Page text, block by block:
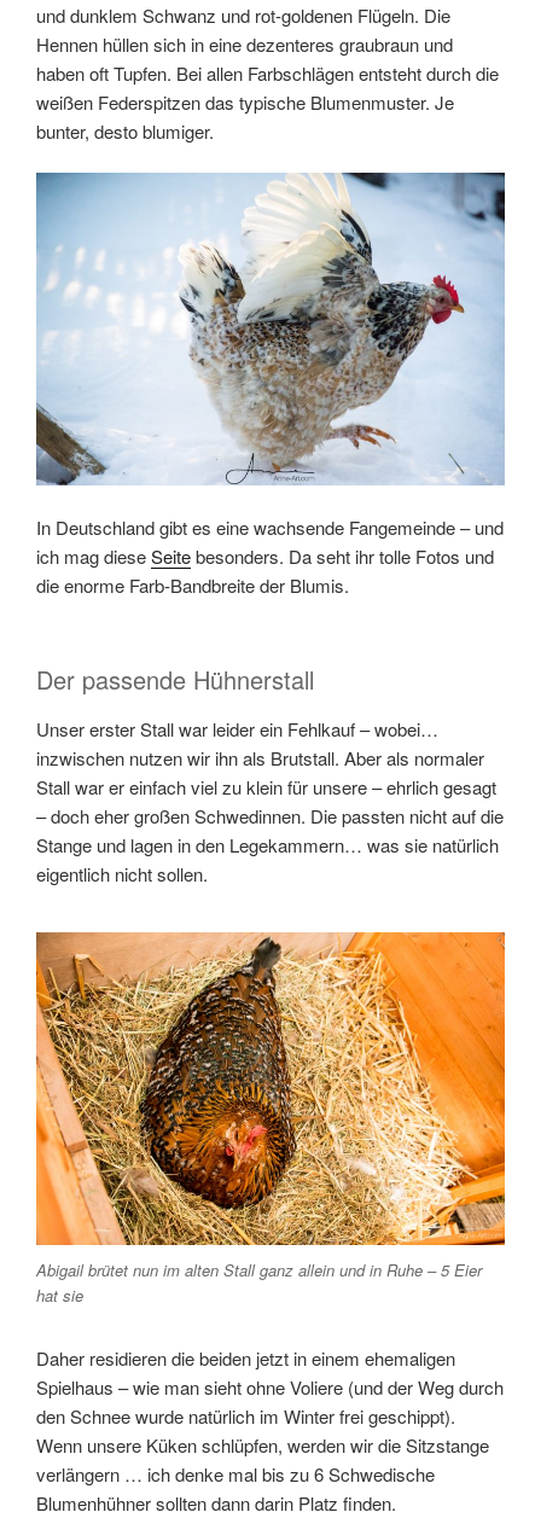
und dunklem Schwanz und rot-goldenen Flügeln. Die
Hennen hüllen sich in eine dezenteres graubraun und
haben oft Tupfen. Bei allen Farbschlägen entsteht durch die
weißen Federspitzen das typische Blumenmuster. Je
bunter, desto blumiger.
In Deutschland gibt es eine wachsende Fangemeinde – und
ich mag dieseSeitebesonders. Da seht ihr tolle Fotos und
die enorme Farb-Bandbreite der Blumis.
Der passende Hühnerstall
Unser erster Stall war leider ein Fehlkauf – wobei…
inzwischen nutzen wir ihn als Brutstall. Aber als normaler
Stall war er einfach viel zu klein für unsere – ehrlich gesagt
– doch eher großen Schwedinnen. Die passten nicht auf die
Stange und lagen in den Legekammern… was sie natürlich
eigentlich nicht sollen.
Abigail brütet nun im alten Stall ganz allein und in Ruhe – 5 Eier
hat sie
Daher residieren die beiden jetzt in einem ehemaligen
Spielhaus – wie man sieht ohne Voliere (und der Weg durch
den Schnee wurde natürlich im Winter frei geschippt).
Wenn unsere Küken schlüpfen, werden wir die Sitzstange
verlängern … ich denke mal bis zu 6 Schwedische
Blumenhühner sollten dann darin Platz finden.